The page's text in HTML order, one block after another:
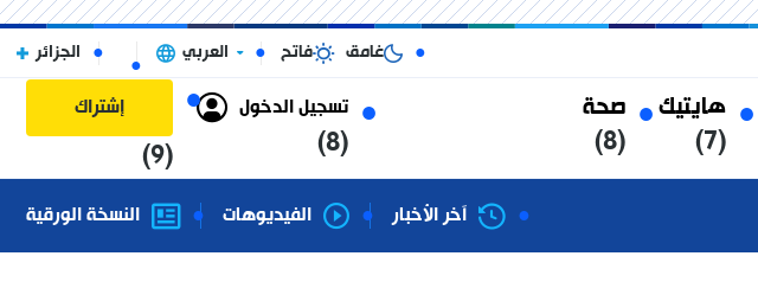
هايتيك
(7)
صحة
(8)
تسجيل الدخول
(8)
إشتراك
(9)
غامق فاتح العربي الجزائر
آخر الأخبار الفيديوهات النسخة الورقية